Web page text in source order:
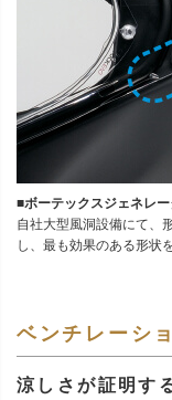
■ボーテックスジェネレ
自社大型風洞設備にて、
し、最も効果のある形状
ベンチレーシ
涼しさが証明す